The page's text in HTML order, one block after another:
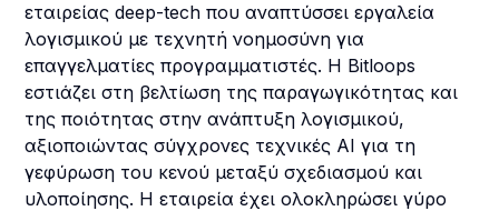
εταιρείας deep-tech που αναπτύσσει εργαλεία
λογισμικού με τεχνητή νοημοσύνη για
επαγγελματίες προγραμματιστές. Η Bitloops
εστιάζει στη βελτίωση της παραγωγικότητας και
της ποιότητας στην ανάπτυξη λογισμικού,
αξιοποιώντας σύγχρονες τεχνικές AI για τη
γεφύρωση του κενού μεταξύ σχεδιασμού και
υλοποίησης. Η εταιρεία έχει ολοκληρώσει γύρο